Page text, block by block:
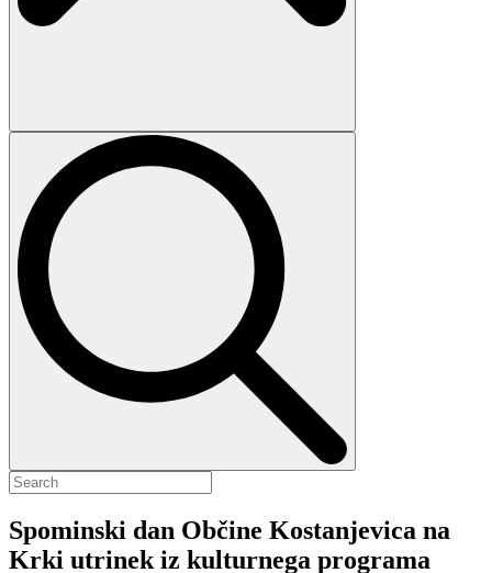
Spominski dan Občine Kostanjevica na
Krki utrinek iz kulturnega programa